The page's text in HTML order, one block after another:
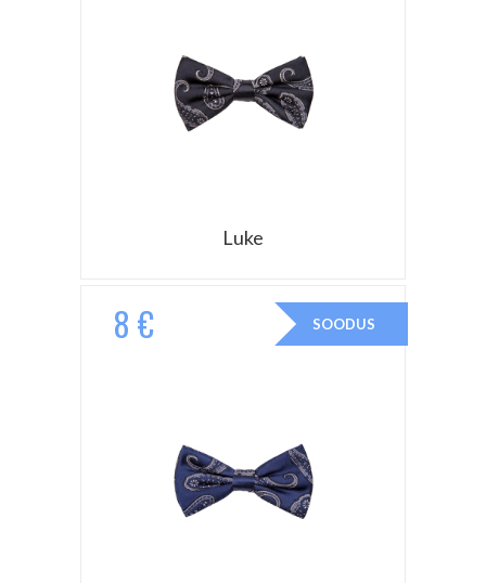
Luke
SOODUS
8 €